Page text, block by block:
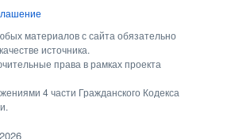
материалов с сайта обязательно
источника.
права в рамках проекта
4 части Гражданского Кодекса